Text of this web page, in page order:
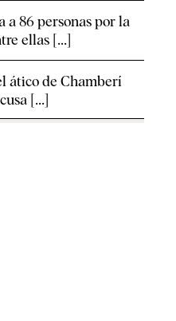
a 86 personas por la
ellas [...]
ático de Chamberí
[...]